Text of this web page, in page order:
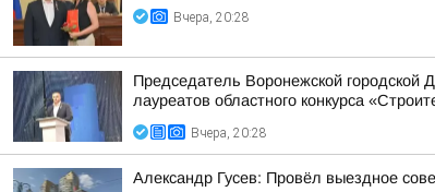
Вчера, 20:28
Председатель Воронежской
лауреатов областного конкурса
Вчера, 20:28
Александр Гусев: Провёл выездное